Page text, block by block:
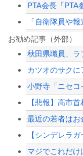
お勧め記事（外部）
カツオのサク
小野寺「ニセコ